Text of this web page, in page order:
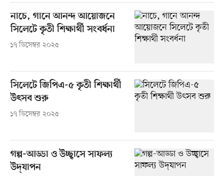
নাচে, গানে আনন্দ আয়োজনে
সিলেটে কৃতী শিক্ষার্থী সংবর্ধনা
১৭ ডিসেম্বর ২০২৫
সিলেটে জিপিএ-৫ কৃতী শিক্ষার্থী
উৎসব শুরু
১৭ ডিসেম্বর ২০২৫
গল্প-আড্ডা ও উচ্ছ্বাসে সাফল্য
উদ্‌যাপন